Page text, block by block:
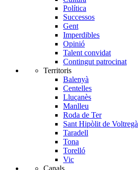
Política
Successos
Gent
Imperdibles
Opinió
Talent convidat
Contingut patrocinat
Territoris
Balenyà
Centelles
Lluçanès
Manlleu
Roda de Ter
Sant Hipòlit de Voltregà
Taradell
Tona
Torelló
Vic
Canals